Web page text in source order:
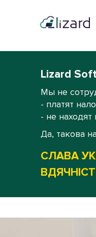
Lizard
Мы не
- платят
- не
Да, такова
СЛАВА